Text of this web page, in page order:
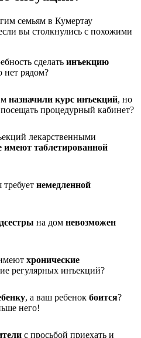
семьям в Кумертау
вы столкнулись с похожими
сделать инъекцию
нет рядом?
назначили курс инъекций, но
процедурный кабинет?
лекарственными
имеют таблетированной
требует немедленной
на дом невозможен
хронические
регулярных инъекций?
, а ваш ребенок боится?
него!
с просьбой приехать и